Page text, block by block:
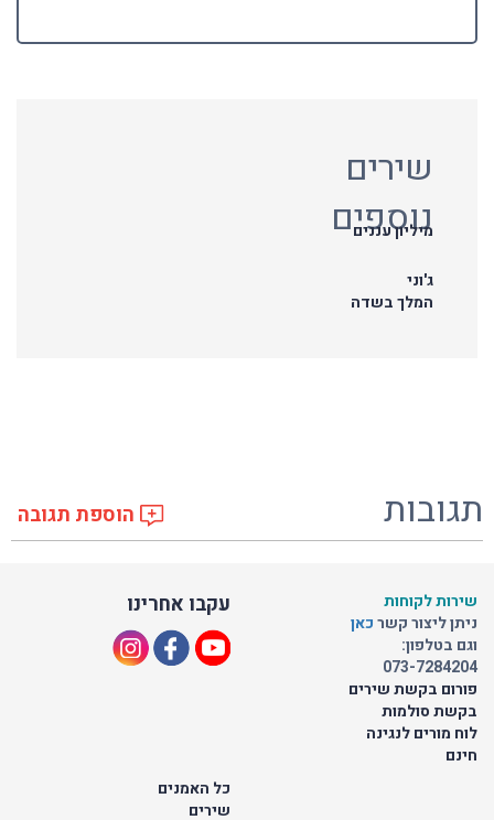
שירים
נוספים
מיליון עננים
ג'וני
המלך בשדה
תגובות הוספת תגובה
עקבו אחרינו
שירות לקוחות
ניתן ליצור קשרכאן
וגם בטלפון:
073-7284204
פורום בקשת שירים
בקשת סולמות
לוח מורים לנגינה
חינם
כל האמנים
שירים